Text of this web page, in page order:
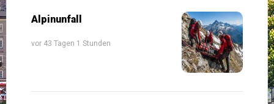
Alpinunfall
vor 43 Tagen 1 Stunden